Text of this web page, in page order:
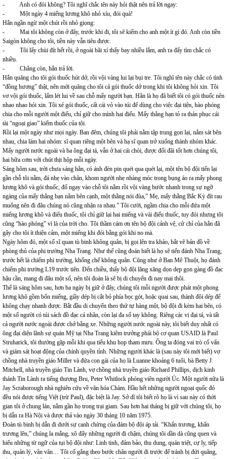
- Anh có đói không? Tôi nghĩ chắc tên này hỏi thật nên trả lời ngay:
- Một ngày 4 miếng lương khô nhỏ xíu, đói quá!
Hắn ngần ngừ một chút rồi nhỏ giọng:
- Mai tôi không còn ở đây, trước khi đi, tôi sẽ kiếm cho anh một ít gì đó. Anh còn tiền
Saigòn không cho tôi, tiền này vẫn tiêu được.
- Tôi lấy chùi đít hết rồi, ở ngoài bãi xí thấy bay nhiều lắm, anh ra đấy tìm chắc có
nhiều.
- Chẳng còn, hắn trả lời.
Hắn quăng cho tôi gói thuốc hút dở, rồi vội vàng lui lại bụi tre. Tôi nghĩ tên này chắc có tình
“đồng hương” thật, nên mới quăng cho tôi cả gói thuốc dở trong khi tôi không hỏi xin. Tôi
vơ vội gói thuốc, lấm lét lui về sau chỗ mấy người bạn. Hẳn là họ đã biết tôi có gói thuốc nên
nhao nhao hỏi xin. Tôi xé gói thuốc, cất cái vỏ vào túi để dùng cho việc đại tiện, hào phóng
chia cho mỗi người một điếu, chỉ giữ cho mình hai điếu. Mấy thằng bạn tỏ ra thán phục cái
tài “ngoại giao” kiếm thuốc của tôi.
Rồi lại một ngày như mọi ngày. Ban đêm, chúng tôi phải nằm tập trung gọn lại, nằm sát bên
nhau, chia làm hai nhóm: sĩ quan riêng một bên và hạ sĩ quan trở xuống thành nhóm khác.
Mấy người nước ngoài và ba ông đại tá, vẫn ở hai cái chòi, được đối đãi tốt hơn chúng tôi,
hai bữa cơm với chút thịt hộp mỗi ngày.
Sáng hôm sau, trời chưa sáng hẳn, có ánh đèn pin quét qua quét lại, một tên bộ đội tiến lại
gần chỗ tôi nằm, đá nhẹ vào chân, khom người nhẹ nhàng móc trong bụng áo ra mấy phong
lương khô và gói thuốc, đổ ngay vào chỗ tôi nằm rồi vội vàng bước nhanh trong sự ngỡ
ngàng của mấy thằng bạn nằm bên cạnh, một thằng nói đùa,” Mẹ, mấy thằng Bắc Kỳ đít rau
muống nên đi đâu chúng nó cũng nhận ra nhau.” Tôi cười, ngầm chia cho mỗi đứa một
miếng lương khô và điếu thuốc, tôi chỉ giữ lại hai miếng và vài điếu thuốc, tuy đói nhưng tôi
cũng “hào phóng” vì là của trời cho. Tôi thầm cám ơn tên bộ đội cảnh vệ, cử chỉ của hắn đã
gây cho tôi ít thiện cảm, một miếng khi đói bằng gói khi no mà.
Ngày hôm đó, một số sĩ quan tù binh không quân, bị gọi lên tra khảo, bắt vẽ bản đồ về
phòng thủ của phi trường Nha Trang. Như thế cũng đoán biết là họ sẽ tiến đánh Nha Trang,
trước hết là chiếm phi trường, khống chế không quân. Cũng như ở Ban Mê Thuột, họ đánh
chiếm phi trường L19 trước tiên. Đến chiều, thấy bộ đội lăng xăng dọn dẹp gọn gàng đồ đạc
hậu cần, mang đi đâu một số, nên tôi đoán là sẽ bị di chuyển đi nay mai thôi.
Thế là sáng hôm sau, hơn ba ngày bị giữ ở đây, chúng tôi mỗi người được phát một phong
lương khô gồm bốn miếng, giầy dép bị cắt bỏ phía bọc gót, hoặc quai sau, thành đôi dép để
không chạy nhanh được. Bắt đầu di chuyển theo thứ tự hàng một, bộ đội đi kèm hai bên, có
một số người có túi sách đồ đạc cá nhân, còn lại đa số tay không. Riêng các vị đại tá, và tất
cả người nước ngoài được chở bằng xe. Những người nước ngoài này, tôi biết duy nhất có
ông đại diện lãnh sự quán Mỹ tại Nha Trang kiêm trưởng phái bộ cơ quan USAID là Paul
Struharick, tôi thường gặp mỗi khi qua tiểu khu họp tham mưu. Ông ta đóng vai trò cố vấn
và giám sát hoạt động của chính quyền tỉnh. Những người khác là (sau này tôi mới biết) vợ
chồng nhà truyền giáo Miller và đứa con gái của họ là Luanne khoảng 6 tuổi, bà Betty J.
Mitchell, nhà truyền giáo Tin Lành, vợ chồng nhà truyền giáo Richard Phillips, dịch kinh
thánh Tin Lành ra tiếng thượng Bru, Peter Whitlock phóng viên người Úc. Một người nữa là
Jay Scraborough nhà nghiên cứu về văn hóa Chàm. Hầu hết những người ngoại quốc đó
đều nói được tiếng Việt (trừ Paul), đặc biệt là Jay. Sở dĩ tôi biết rõ họ là vì sau này có thời
gian tôi ở chung lán, nằm gần họ trong trại giam. Sau hơn hai tháng bị giữ với chúng tôi, họ
bị dẫn ra Hà Nội và được thả vào ngày 30 tháng 10 năm 1975.
Đoàn tù binh bị dẫn đi dưới sự canh chừng của đám bộ đội áp tải. “Khẩn trương, khẩn
trương lên,” chúng la mắng, xô đẩy những người đi chậm, chúng tôi dần dà cũng quen và
hiểu những từ ngữ của tụi bộ đội như: Linh tinh, đảm bảo, thu dung, quán triệt, cự ly, tiếp
thu, quản lý, vân vân… Tôi cố gắng theo bước chân người đi trước để tránh bị đứt quãng,